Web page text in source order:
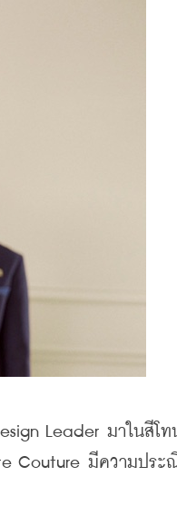
Leader มาในสีโท
Couture มีความประ